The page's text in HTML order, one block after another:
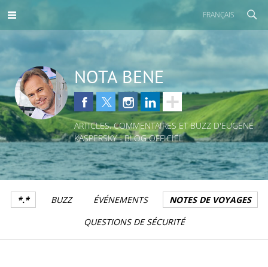
FRANÇAIS
NOTA BENE
ARTICLES, COMMENTAIRES ET BUZZ D'EUGENE
KASPERSKY - BLOG OFFICIEL
*.* BUZZ ÉVÉNEMENTS
NOTES DE VOYAGES
QUESTIONS DE SÉCURITÉ